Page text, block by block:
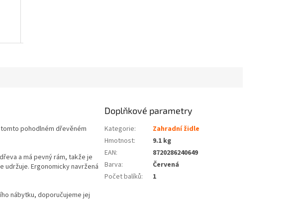
pohodlném dřevěném
a má pevný rám, takže je
udržuje. Ergonomicky navržená
nábytku, doporučujeme jej
Doplňkové parametry
Kategorie:
Zahradní židle
Hmotnost:
9.1 kg
EAN:
8720286240649
Barva:
Červená
Počet balíků: 1